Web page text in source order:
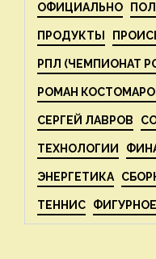
ОФИЦИАЛЬНО
ПРОДУКТЫ
РПЛ (ЧЕМПИОНАТ
РОМАН
СЕРГЕЙ ЛАВРОВ
ТЕХНОЛОГИИ
ЭНЕРГЕТИКА
ТЕННИС